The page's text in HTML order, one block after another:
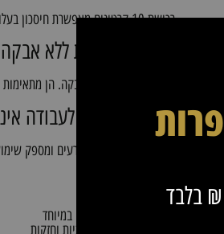
רכישת 10 קרטונים מאפשרת חיסכון בעלויות ושמירה על מלאי זמין לאורך זמן.
איכות מקצועית ללא אבקה
הכפפות אינן מכילות אבקה. הן מתאימות
עמידות גבוהה לעבודה
החומר האיכותי מונע קרעים ומספק
יתרונות המוצר
✔ דיל סיטונאי משתלם במיוחד
✔ כפפות ניטריל איכותיות וחזקות